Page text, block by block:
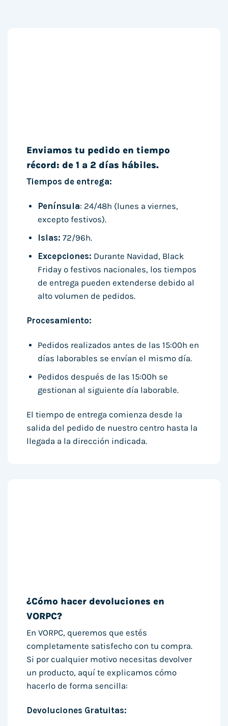
Enviamos tu pedido en tiempo
récord: de 1 a 2 días hábiles.
Tiempos de entrega:
Península: 24/48h (lunes a viernes,
excepto festivos).
Islas: 72/96h.
Excepciones: Durante Navidad, Black
Friday o festivos nacionales, los tiempos
de entrega pueden extenderse debido al
alto volumen de pedidos.
Procesamiento:
Pedidos realizados antes de las 15:00h en
días laborables se envían el mismo día.
Pedidos después de las 15:00h se
gestionan al siguiente día laborable.
El tiempo de entrega comienza desde la
salida del pedido de nuestro centro hasta la
llegada a la dirección indicada.
¿Cómo hacer devoluciones en
VORPC?
En VORPC, queremos que estés
completamente satisfecho con tu compra.
Si por cualquier motivo necesitas devolver
un producto, aquí te explicamos cómo
hacerlo de forma sencilla:
Devoluciones Gratuitas: